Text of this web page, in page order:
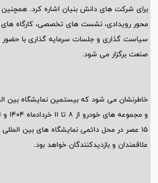
برای شرکت های دانش بنیان اشاره کرد.
محور رویدادی، نشست های تخصصی، کارگاه
سیاست گذاری و جلسات سرمایه گذاری با
صنعت برگزار می شود.
خاطرنشان می شود که بیستمین نمایشگاه بین
15 عصر در محل دائمی نمایشگاه های بین المللی
علاقمندان و بازدیدکنندگان خواهد بود.